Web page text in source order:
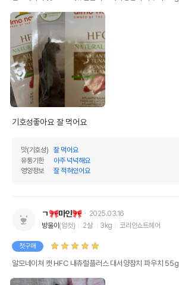
기호성좋아요 잘 먹어요
맛(기호성)
잘 먹어요
유통기한
아주 넉넉해요
영양정보
잘 적혀있어요
ㄱ🎀마인🎀
2025.03.16
방울이 (암컷) 2살 3kg 코리안쇼트헤어
첫구매
알모네이쳐 캣 HFC 내츄럴플러스 대서양참치 파우치 55g